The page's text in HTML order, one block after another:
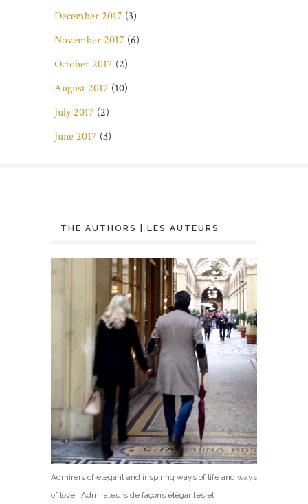
December 2017 (3)
November 2017 (6)
October 2017 (2)
August 2017 (10)
July 2017 (2)
June 2017 (3)
THE AUTHORS | LES AUTEURS
Admirers of elegant and inspiring ways of life and ways
of love | Admirateurs de façons élégantes et